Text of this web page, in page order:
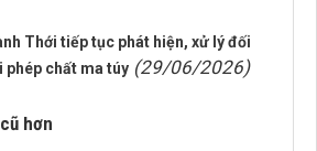
Thới tiếp tục phát hiện, xử lý đối
chất ma túy (29/06/2026)
hơn